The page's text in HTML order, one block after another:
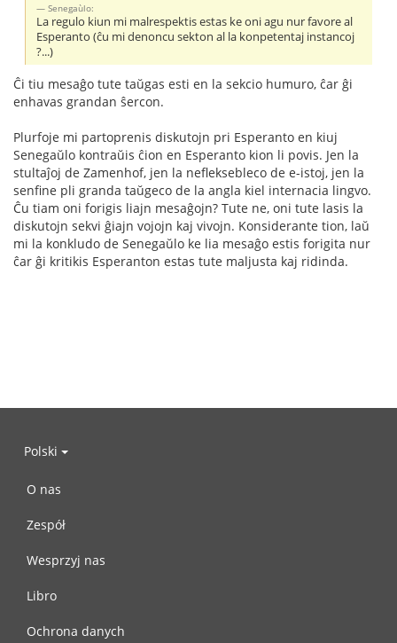
Senegaùlo:
La regulo kiun mi malrespektis estas ke oni agu nur favore al
Esperanto (ĉu mi denoncu sekton al la konpetentaj instancoj
?...)
Ĉi tiu mesaĝo tute taŭgas esti en la sekcio humuro, ĉar ĝi
enhavas grandan ŝercon.
Plurfoje mi partoprenis diskutojn pri Esperanto en kiuj
Senegaŭlo kontraŭis ĉion en Esperanto kion li povis. Jen la
stultaĵoj de Zamenhof, jen la nefleksebleco de e-istoj, jen la
senfine pli granda taŭgeco de la angla kiel internacia lingvo.
Ĉu tiam oni forigis liajn mesaĝojn? Tute ne, oni tute lasis la
diskutojn sekvi ĝiajn vojojn kaj vivojn. Konsiderante tion, laŭ
mi la konkludo de Senegaŭlo ke lia mesaĝo estis forigita nur
ĉar ĝi kritikis Esperanton estas tute maljusta kaj ridinda.
Polski
O nas
Zespół
Wesprzyj nas
Libro
Ochrona danych